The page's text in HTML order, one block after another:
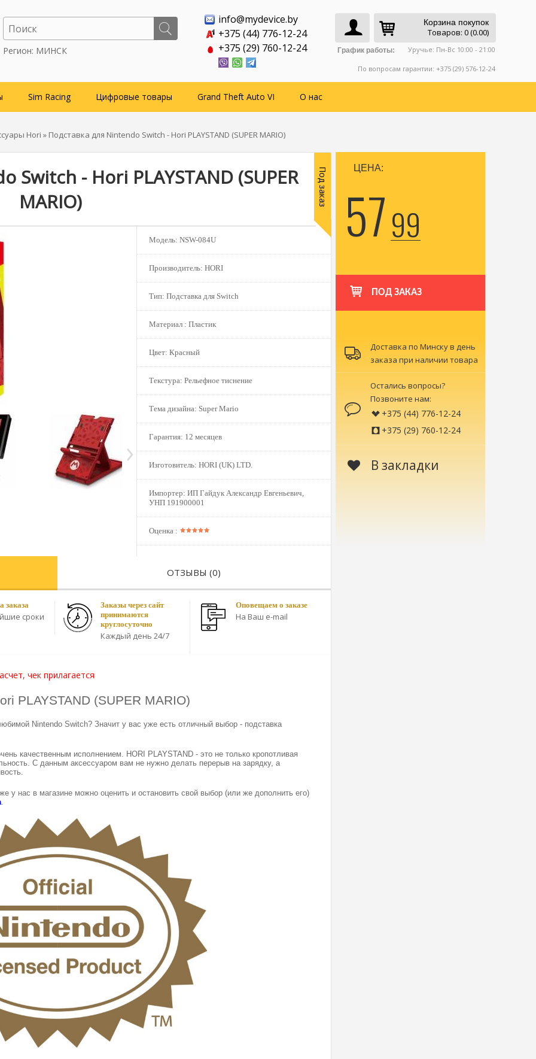
Регион: МИНСК
Корзина покупок
Товаров: 0 (0.00)
График работы: Уручье: Пн-Вс 10:00 - 21:00
По вопросам гарантии: +375 (29) 576-12-24
info@mydevice.by
+375 (44) 776-12-24
+375 (29) 760-12-24
Sim Racing Цифровые товары Grand Theft Auto VI О нас
Hori » Подставка для Nintendo Switch - Hori PLAYSTAND (SUPER MARIO)
Switch - Hori PLAYSTAND (SUPER
MARIO)
Модель: NSW-084U
Производитель: HORI
Тип: Подставка для Switch
Материал : Пластик
Цвет: Красный
Текстура: Рельефное тиснение
Тема дизайна: Super Mario
Гарантия: 12 месяцев
Изготовитель: HORI (UK) LTD.
Импортер: ИП Гайдук Александр Евгеньевич,
УНП 191900001
Оценка :
Под заказ
ОТЗЫВЫ (0)
заказа
сроки
Заказы через сайт
принимаются
круглосуточно
Каждый день 24/7
Оповещаем о заказе
На Ваш e-mail
чек прилагается
PLAYSTAND (SUPER MARIO)
Nintendo Switch? Значит у вас уже есть отличный выбор - подставка
качественным исполнением. HORI PLAYSTAND - это не только кропотливая
С данным аксессуаром вам не нужно делать перерыв на зарядку, а
у нас в магазине можно оценить и остановить свой выбор (или же дополнить его)
.
ЦЕНА:
5799
ПОД ЗАКАЗ
Доставка по Минску в день
заказа при наличии товара
Остались вопросы?
Позвоните нам:
+375 (44) 776-12-24
+375 (29) 760-12-24
В закладки